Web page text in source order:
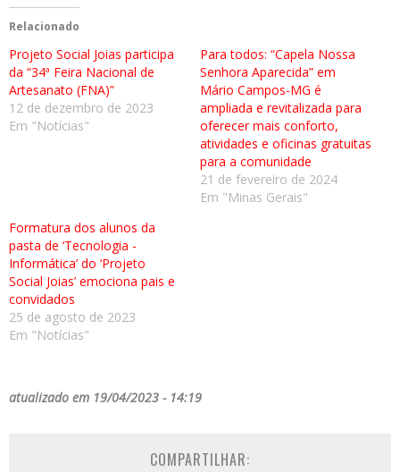
Relacionado
Projeto Social Joias participa
da “34ª Feira Nacional de
Artesanato (FNA)”
12 de dezembro de 2023
Em "Notícias"
Para todos: “Capela Nossa
Senhora Aparecida” em
Mário Campos-MG é
ampliada e revitalizada para
oferecer mais conforto,
atividades e oficinas gratuitas
para a comunidade
21 de fevereiro de 2024
Em "Minas Gerais"
Formatura dos alunos da
pasta de ‘Tecnologia -
Informática’ do ‘Projeto
Social Joias’ emociona pais e
convidados
25 de agosto de 2023
Em "Notícias"
atualizado em 19/04/2023 - 14:19
COMPARTILHAR: